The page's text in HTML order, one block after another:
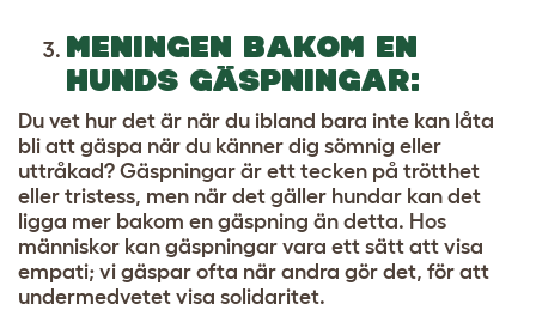
MENINGEN BAKOM EN
HUNDS GÄSPNINGAR:
Du vet hur det är när du ibland bara inte kan låta
bli att gäspa när du känner dig sömnig eller
uttråkad? Gäspningar är ett tecken på trötthet
eller tristess, men när det gäller hundar kan det
ligga mer bakom en gäspning än detta. Hos
människor kan gäspningar vara ett sätt att visa
empati; vi gäspar ofta när andra gör det, för att
undermedvetet visa solidaritet.